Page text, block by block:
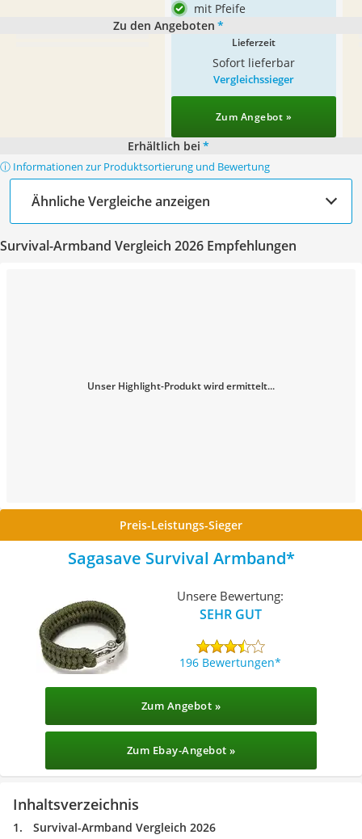
mit Pfeife
Zu den Angeboten *
Lieferzeit
Sofort lieferbar
Vergleichssieger
Zum Angebot »
Erhältlich bei *
ⓘ Informationen zur Produktsortierung und Bewertung
Ähnliche Vergleiche anzeigen
Survival-Armband Vergleich 2026 Empfehlungen
Unser Highlight-Produkt wird ermittelt...
Preis-Leistungs-Sieger
Sagasave Survival Armband
Unsere Bewertung:
SEHR GUT
196 Bewertungen
Zum Angebot »
Zum Ebay-Angebot »
Inhaltsverzeichnis
Survival-Armband Vergleich 2026